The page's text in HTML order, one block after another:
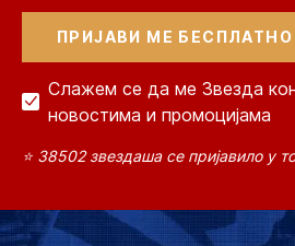
Слажем се да ме Звезда
новостима и промоцијама
⭐ 38502 звездаша се пријавило у